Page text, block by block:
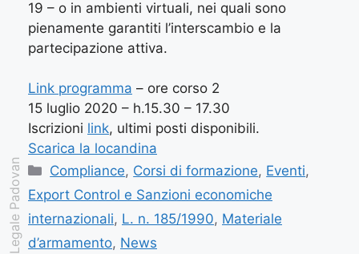
19 – o in ambienti virtuali, nei quali sono
pienamente garantiti l’interscambio e la
partecipazione attiva.
Link programma – ore corso 2
15 luglio 2020 – h.15.30 – 17.30
Iscrizioni link, ultimi posti disponibili.
Scarica la locandina
Compliance, Corsi di formazione, Eventi,
Export Control e Sanzioni economiche
internazionali, L. n. 185/1990, Materiale
d’armamento, News